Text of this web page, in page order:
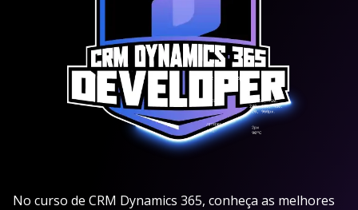
No curso de CRM Dynamics 365, conheça as melhores